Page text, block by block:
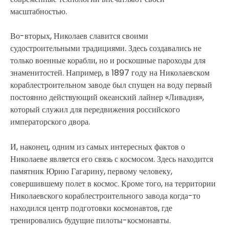
масштабностью.
Во-вторых, Николаев славится своими
судостроительными традициями. Здесь создавались не
только военные корабли, но и роскошные пароходы для
знаменитостей. Например, в 1897 году на Николаевском
кораблестроительном заводе был спущен на воду первый
постоянно действующий океанский лайнер «Ливадия»,
который служил для передвижения российского
императорского двора.
И, наконец, одним из самых интересных фактов о
Николаеве является его связь с космосом. Здесь находится
памятник Юрию Гагарину, первому человеку,
совершившему полет в космос. Кроме того, на территории
Николаевского кораблестроительного завода когда-то
находился центр подготовки космонавтов, где
тренировались будущие пилоты-космонавты.